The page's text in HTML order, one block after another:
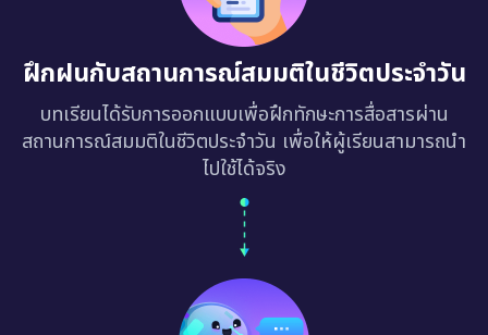
ฝึกฝนกับสถานการณ์สมมติในชีวิตประจำวัน
บทเรียนได้รับการออกแบบเพื่อฝึกทักษะการสื่อสารผ่าน
สถานการณ์สมมติในชีวิตประจำวัน เพื่อให้ผู้เรียนสามารถนำ
ไปใช้ได้จริง